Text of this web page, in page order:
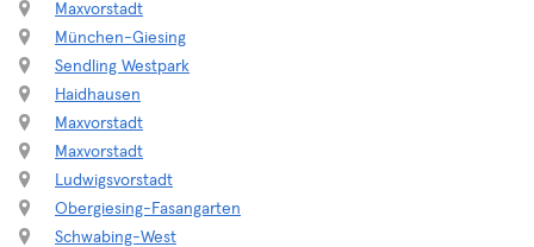
Maxvorstadt
München-Giesing
Sendling Westpark
Haidhausen
Maxvorstadt
Maxvorstadt
Ludwigsvorstadt
Obergiesing-Fasangarten
Schwabing-West